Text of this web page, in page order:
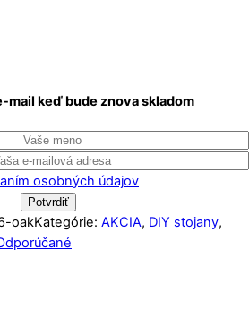
mail keď bude znova skladom
osobných údajov
oakKategórie: AKCIA, DIY stojany,